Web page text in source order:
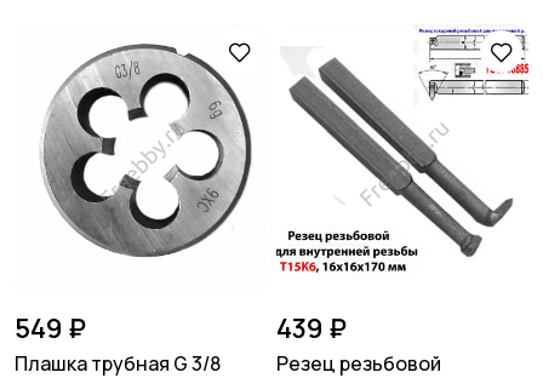
549 ₽
Плашка трубная G 3/8
439 ₽
Резец резьбовой